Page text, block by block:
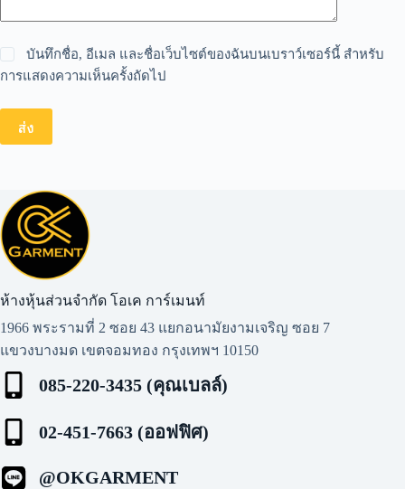
บันทึกชื่อ, อีเมล และชื่อเว็บไซต์ของฉันบนเบราว์เซอร์นี้ สำหรับ
การแสดงความเห็นครั้งถัดไป
ส่ง
ห้างหุ้นส่วนจำกัด โอเค การ์เมนท์​
1966 พระรามที่ 2 ซอย 43 แยกอนามัยงามเจริญ ซอย 7
แขวงบางมด เขตจอมทอง กรุงเทพฯ 10150
085-220-3435 (คุณเบลล์)
02-451-7663 (ออฟฟิศ)
@OKGARMENT